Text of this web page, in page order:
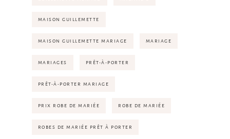
MAISON GUILLEMETTE
MAISON GUILLEMETTE MARIAGE MARIAGE
MARIAGES PRÊT-À-PORTER
PRÊT-À-PORTER MARIAGE
PRIX ROBE DE MARIÉE ROBE DE MARIÉE
ROBES DE MARIÉE PRÊT À PORTER